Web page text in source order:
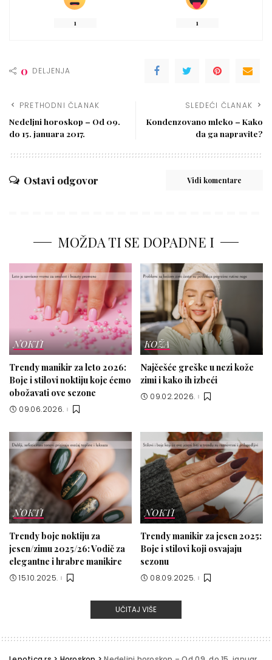
1 1
0 DELJENJA
PRETHODNI ČLANAK
Nedeljni horoskop – Od 09.
do 15. januara 2017.
SLEDEĆI ČLANAK
Kondenzovano mleko – Kako
da ga napravite?
Ostavi odgovor Vidi komentare
MOŽDA TI SE DOPADNE I
NOKTI
Trendy manikir za leto 2026:
Boje i stilovi noktiju koje ćemo
obožavati ove sezone
09.06.2026.
KOŽA
Najčešće greške u nezi kože
zimi i kako ih izbeći
09.02.2026.
NOKTI
Trendy boje noktiju za
jesen/zimu 2025/26: Vodič za
elegantne i hrabre manikire
15.10.2025.
NOKTI
Trendy manikir za jesen 2025:
Boje i stilovi koji osvajaju
sezonu
08.09.2025.
UČITAJ VIŠE